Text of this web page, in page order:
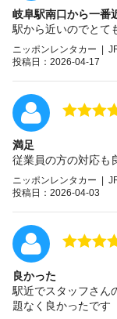
岐阜駅南口から一番
駅から近いのでとて
ニッポンレンタカー |
投稿日：2026-04-17
満足
従業員の方の対応も
ニッポンレンタカー |
投稿日：2026-04-03
良かった
駅近でスタッフさん
題なく良かったです